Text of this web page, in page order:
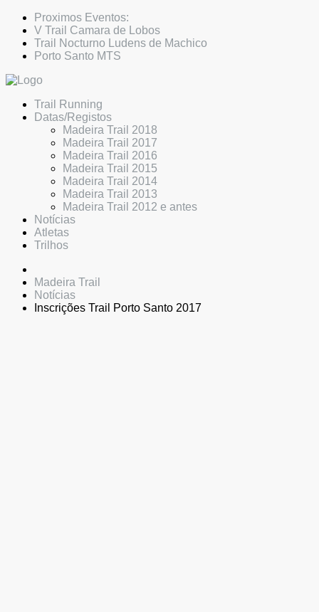
Proximos Eventos:
V Trail Camara de Lobos
Trail Nocturno Ludens de Machico
Porto Santo MTS
Trail Running
Datas/Registos
Madeira Trail 2018
Madeira Trail 2017
Madeira Trail 2016
Madeira Trail 2015
Madeira Trail 2014
Madeira Trail 2013
Madeira Trail 2012 e antes
Notícias
Atletas
Trilhos
Madeira Trail
Notícias
Inscrições Trail Porto Santo 2017